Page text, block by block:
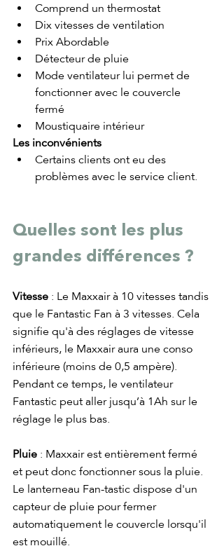
Comprend un thermostat
Dix vitesses de ventilation
Prix Abordable
Détecteur de pluie
Mode ventilateur lui permet de
fonctionner avec le couvercle
fermé
Moustiquaire intérieur
Les inconvénients
Certains clients ont eu des
problèmes avec le service client.
Quelles sont les plus
grandes différences ?
Vitesse : Le Maxxair à 10 vitesses tandis
que le Fantastic Fan à 3 vitesses. Cela
signifie qu'à des réglages de vitesse
inférieurs, le Maxxair aura une conso
inférieure (moins de 0,5 ampère).
Pendant ce temps, le ventilateur
Fantastic peut aller jusqu’à 1Ah sur le
réglage le plus bas.
Pluie : Maxxair est entièrement fermé
et peut donc fonctionner sous la pluie.
Le lanterneau Fan-tastic dispose d'un
capteur de pluie pour fermer
automatiquement le couvercle lorsqu'il
est mouillé.